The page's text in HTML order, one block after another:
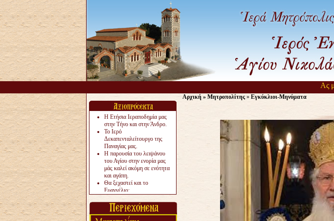
Ας
Η Ετήσια Ιεραποδημία μας
στην Τήνο και στην Άνδρο.
Το Ιερό
Δεκαπενταλείτουργο της
Παναγίας μας.
Η παρουσία του λειψάνου
του Αγίου στην ενορία μας
μάς καλεί ακόμη σε ενότητα
και αγάπη.
Θα ξεχαστεί και το
Ευαγγέλιο;
«πολύ αργά».
Ζητείται....
Αρχική» Μητροπολίτης» Εγκύκλιοι-Μηνύματα